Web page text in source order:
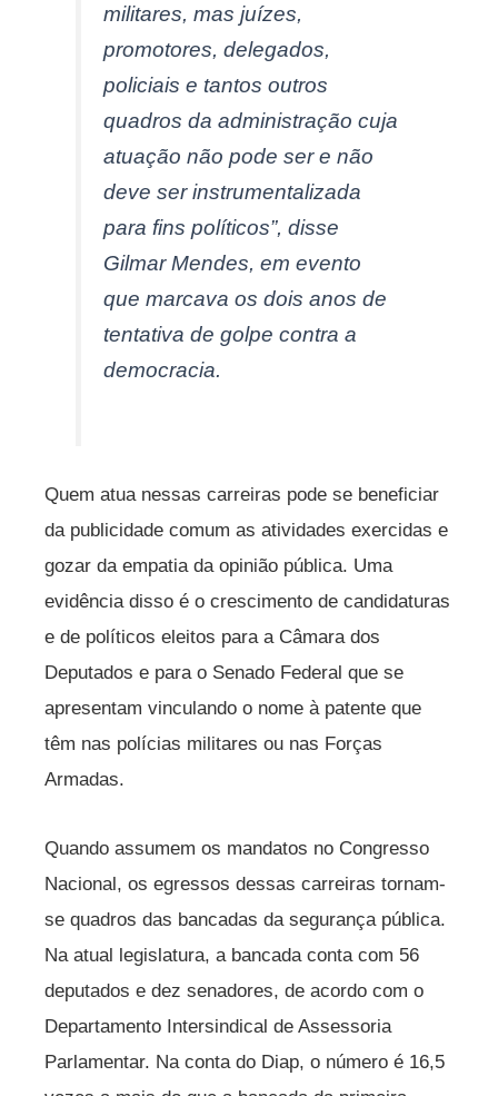
militares, mas juízes,
promotores, delegados,
policiais e tantos outros
quadros da administração cuja
atuação não pode ser e não
deve ser instrumentalizada
para fins políticos”, disse
Gilmar Mendes, em evento
que marcava os dois anos de
tentativa de golpe contra a
democracia.
Quem atua nessas carreiras pode se beneficiar
da publicidade comum as atividades exercidas e
gozar da empatia da opinião pública. Uma
evidência disso é o crescimento de candidaturas
e de políticos eleitos para a Câmara dos
Deputados e para o Senado Federal que se
apresentam vinculando o nome à patente que
têm nas polícias militares ou nas Forças
Armadas.
Quando assumem os mandatos no Congresso
Nacional, os egressos dessas carreiras tornam-
se quadros das bancadas da segurança pública.
Na atual legislatura, a bancada conta com 56
deputados e dez senadores, de acordo com o
Departamento Intersindical de Assessoria
Parlamentar. Na conta do Diap, o número é 16,5